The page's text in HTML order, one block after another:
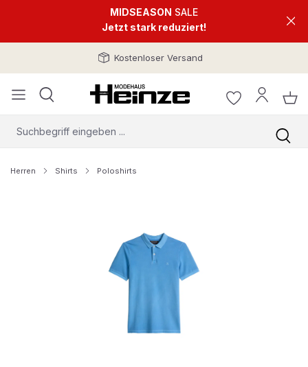
MIDSEASON SALE
Jetzt stark reduziert!
Kostenloser Versand
Herren Shirts Poloshirts